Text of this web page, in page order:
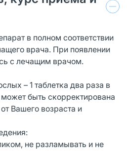
в полном соответствии
врача. При появлении
с лечащим врачом.
– 1 таблетка два раза в
быть скорректирована
Вашего возраста и
не разламывать и не